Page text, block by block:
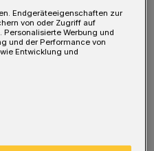
Nest gefallen und
Richtung Straße.
Endgeräteeigenschaften zur
von oder Zugriff auf
Werbung und
und der Performance von
Entwicklung und